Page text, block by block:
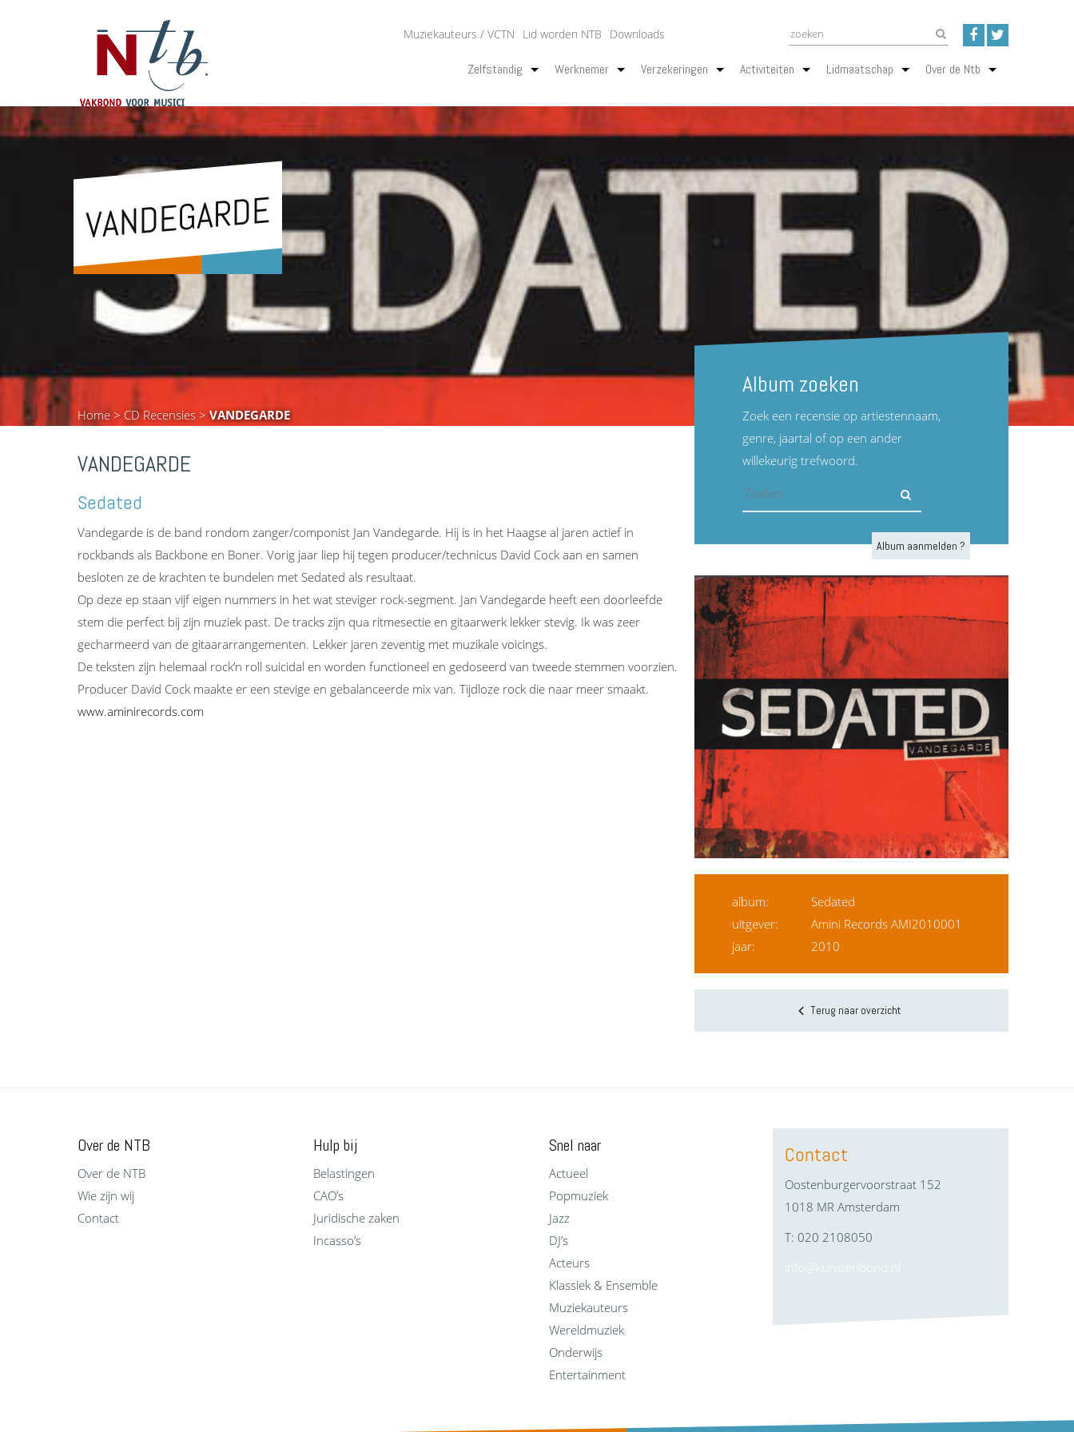
Downloads
Lid worden NTB
Muziekauteurs / VCTN
Zelfstandig Werknemer Verzekeringen Activiteiten Lidmaatschap Over de Ntb
VANDEGARDE
Home > CD Recensies >VANDEGARDE
VANDEGARDE
Sedated
Vandegarde is de band rondom zanger/componist Jan Vandegarde. Hij is in het Haagse al jaren actief in
rockbands als Backbone en Boner. Vorig jaar liep hij tegen producer/technicus David Cock aan en samen
besloten ze de krachten te bundelen met Sedated als resultaat.
Op deze ep staan vijf eigen nummers in het wat steviger rock-segment. Jan Vandegarde heeft een doorleefde
stem die perfect bij zijn muziek past. De tracks zijn qua ritmesectie en gitaarwerk lekker stevig. Ik was zeer
gecharmeerd van de gitaararrangementen. Lekker jaren zeventig met muzikale voicings.
De teksten zijn helemaal rock’n roll suicidal en worden functioneel en gedoseerd van tweede stemmen voorzien.
Producer David Cock maakte er een stevige en gebalanceerde mix van. Tijdloze rock die naar meer smaakt.
www.aminirecords.com
Album zoeken
Zoek een recensie op artiestennaam,
genre, jaartal of op een ander
willekeurig trefwoord.
Album aanmelden ?
album:
uitgever:
jaar:
Sedated
Amini Records AMI2010001
2010
Terug naar overzicht
Over de NTB
Over de NTB
Wie zijn wij
Contact
Hulp bij
Belastingen
CAO’s
Juridische zaken
Incasso’s
Snel naar
Actueel
Popmuziek
Jazz
DJ’s
Acteurs
Klassiek & Ensemble
Muziekauteurs
Wereldmuziek
Onderwijs
Entertainment
Contact
Oostenburgervoorstraat 152
1018 MR Amsterdam
T: 020 2108050
info@kunstenbond.nl